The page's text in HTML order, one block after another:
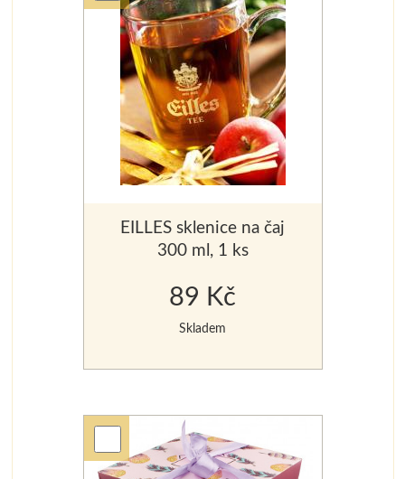
EILLES sklenice na čaj
300 ml, 1 ks
89 Kč
Skladem